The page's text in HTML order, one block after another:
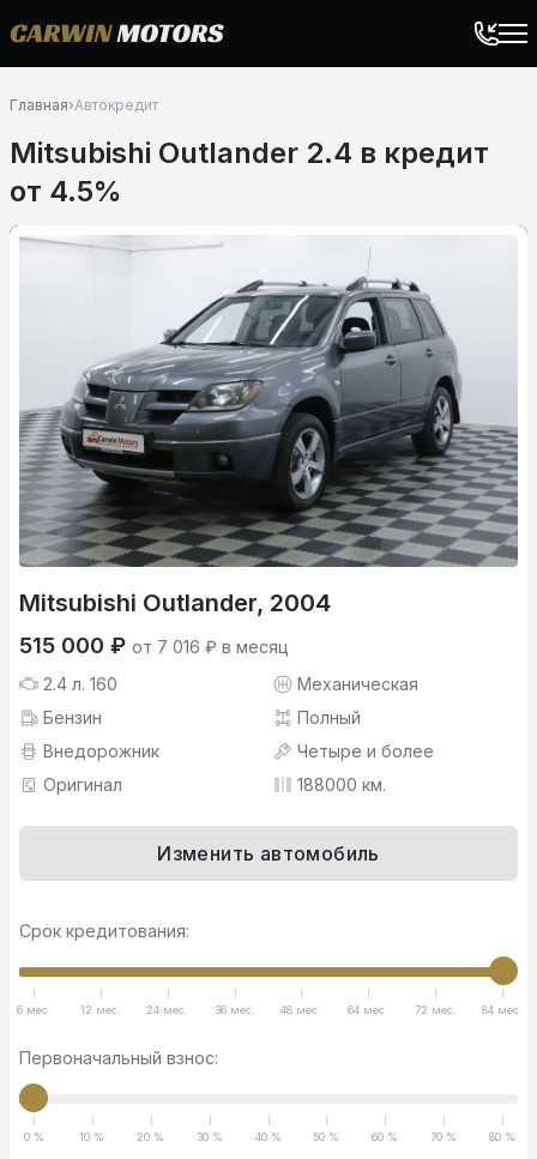
Главная›Автокредит
Mitsubishi Outlander 2.4 в кредит
от 4.5%
Mitsubishi Outlander, 2004
515 000 ₽ от 7 016 ₽ в месяц
2.4 л. 160
Механическая
Бензин
Полный
Внедорожник
Четыре и более
Оригинал
188000 км.
Изменить автомобиль
Срок кредитования:
6 мес. 12 мес. 24 мес. 36 мес. 48 мес. 64 мес. 72 мес. 84 мес.
Первоначальный взнос:
0 % 10 % 20 % 30 % 40 % 50 % 60 % 70 % 80 %